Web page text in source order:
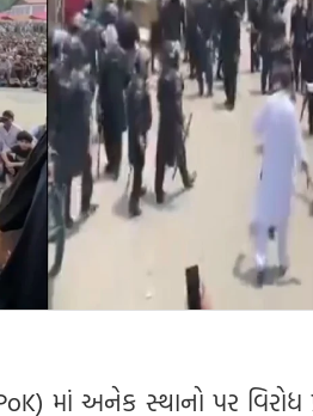
માં અનેક સ્થાનો પર